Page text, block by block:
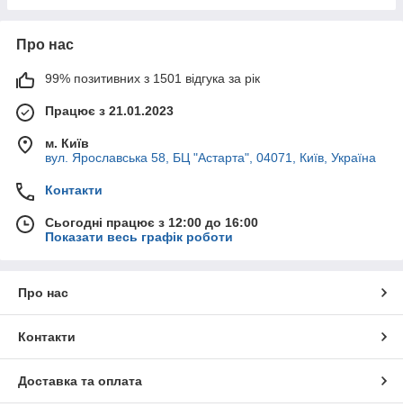
Про нас
99% позитивних з 1501 відгука за рік
Працює з 21.01.2023
м. Київ
вул. Ярославська 58, БЦ "Астарта", 04071, Київ, Україна
Контакти
Сьогодні працює з 12:00 до 16:00
Показати весь графік роботи
Про нас
Контакти
Доставка та оплата